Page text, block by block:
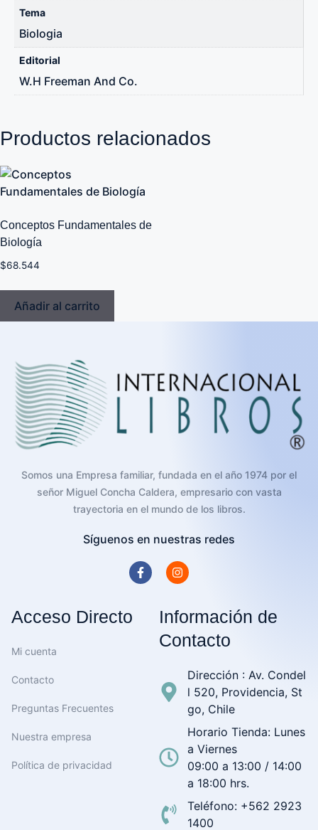
Tema
Biologia
Editorial
W.H Freeman And Co.
Productos relacionados
Conceptos Fundamentales de
Biología
$68.544
Añadir al carrito
Somos una Empresa familiar, fundada en el año 1974 por el
señor Miguel Concha Caldera, empresario con vasta
trayectoria en el mundo de los libros.
Síguenos en nuestras redes
Acceso Directo
Mi cuenta
Contacto
Preguntas Frecuentes
Nuestra empresa
Política de privacidad
Información de
Contacto
Dirección : Av. Condel
l 520, Providencia, St
go, Chile
Horario Tienda: Lunes
a Viernes
09:00 a 13:00 / 14:00
a 18:00 hrs.
Teléfono: +562 2923
1400